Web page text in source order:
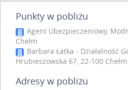
Punkty w pobliżu
Agent Ubezpieczeniowy,
Chełm
Barbara Łatka - Działalność
Hrubieszowska 67, 22-100 Chełm
Adresy w pobliżu